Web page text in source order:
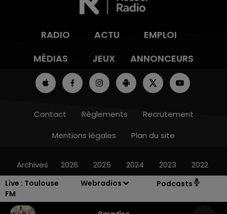
Live : Toulouse
FM
Webradios Podcasts
RADIO ACTU
EMPLOI
MÉDIAS
JEUX ANNONCEURS
Contact Règlements
Recrutement
Mentions légales
Plan du site
Archives 2026 2025 2024 2023 2022